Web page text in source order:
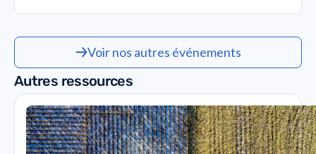
Voir nos autres événements
Autres ressources